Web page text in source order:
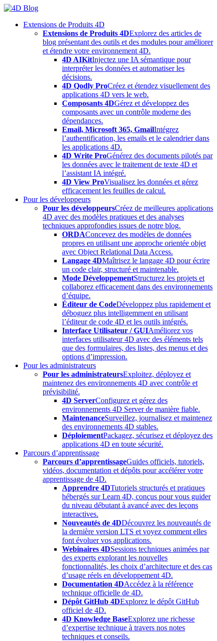
Skip
contentExtensions de Produits 4D
Extensions de Produits 4DExplorez des articles de
blog présentant des outils et des modules pour améliorer
et étendre votre environnement 4D.
4D AIKitInjectez une IA sémantique pour
interpréter les données et automatiser les
décisions.
4D Qodly ProCréez et étendez visuellement des
applications 4D vers le web.
Composants 4DGérez et développez des
composants avec un contrôle moderne des
dépendances.
Email, Microsoft 365, GmailIntégrez
l’authentification, les emails et le calendrier dans
les applications 4D.
4D Write ProGénérez des documents pilotés par
les données avec le traitement de texte 4D et
l’assistant IA intégré.
4D View ProVisualisez les données et gérez
efficacement les feuilles de calcul.
Pour les développeurs
Pour les développeursCréez de meilleures applications
4D avec des modèles pratiques et des analyses
techniques approfondies issues de notre blog.
ORDAConcevez des modèles de données
propres en utilisant une approche orientée objet
avec Object Relational Data Access.
Langage 4DMaîtrisez le langage 4D pour écrire
un code clair, structuré et maintenable.
Mode DéveloppementStructurez les projets et
collaborez efficacement dans des environnements
d’équipe.
Éditeur de CodeDéveloppez plus rapidement et
déboguez plus intelligemment en utilisant
l’éditeur de code 4D et les outils intégrés.
Interface Utilisateur / GUIAméliorez vos
interfaces utilisateur 4D avec des éléments tels
que des formulaires, des listes, des menus et des
options d’impression.
Pour les administrateurs
Pour les administrateursExploitez, déployez et
maintenez des environnements 4D avec contrôle et
prévisibilité.
4D ServerConfigurez et gérez des
environnements 4D Server de manière fiable.
MaintenanceSurveillez, journalisez et maintenez
des environnements 4D stables.
DéploiementPackagez, sécurisez et déployez des
applications 4D en toute sécurité.
Parcours d’apprentissage
Parcours d’apprentissageGuides officiels, tutoriels,
vidéos, documentation et dépôts pour accélérer votre
apprentissage de 4D.
Apprendre 4DTutoriels structurés et pratiques
hébergés sur Learn 4D, conçus pour vous guider
du niveau débutant à avancé avec des leçons
interactives.
Nouveautés de 4DDécouvrez les nouveautés de
la dernière version LTS et voyez comment elles
font évoluer vos applications.
Webinaires 4DSessions techniques animées par
des experts explorant les nouvelles
fonctionnalités, les choix d’architecture et des cas
d’usage réels en développement 4D.
Documentation 4DAccédez à la référence
technique officielle de 4D.
Dépôt GitHub 4DExplorez le dépôt GitHub
officiel de 4D.
4D Knowledge BaseExplorez une richesse
d’expertise technique à travers nos notes
techniques et conseils.